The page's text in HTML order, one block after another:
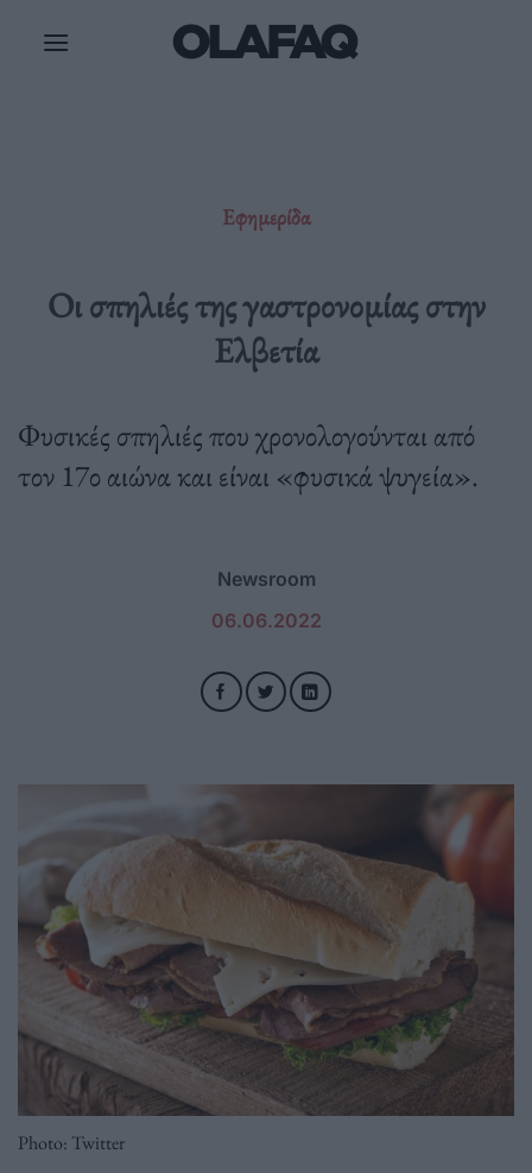
Εφημερίδα
Οι σπηλιές της γαστρονομίας στην
Ελβετία
Φυσικές σπηλιές που χρονολογούνται από
τον 17ο αιώνα και είναι «φυσικά ψυγεία».
Newsroom
06.06.2022
Photo: Twitter